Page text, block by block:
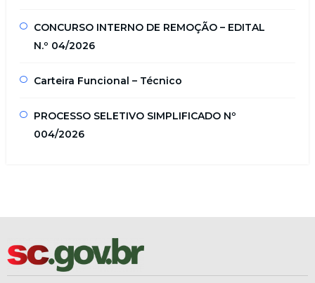
CONCURSO INTERNO DE REMOÇÃO – EDITAL
N.º 04/2026
Carteira Funcional – Técnico
PROCESSO SELETIVO SIMPLIFICADO Nº
004/2026